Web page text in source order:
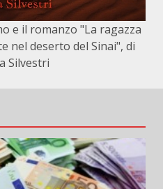
e il romanzo "La ragazza
nel deserto del Sinai", di
Silvestri